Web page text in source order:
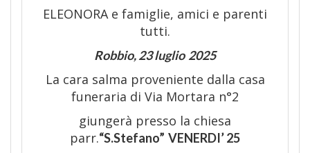
ELEONORA e famiglie, amici e parenti
tutti.
Robbio,23 luglio 2025
La cara salma proveniente dalla casa
funeraria di Via Mortara n°2
giungerà presso la chiesa
parr.“S.Stefano” VENERDI’25